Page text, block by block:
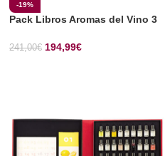
-19%
Pack Libros Aromas del Vino 3
241,00€ 194,99€